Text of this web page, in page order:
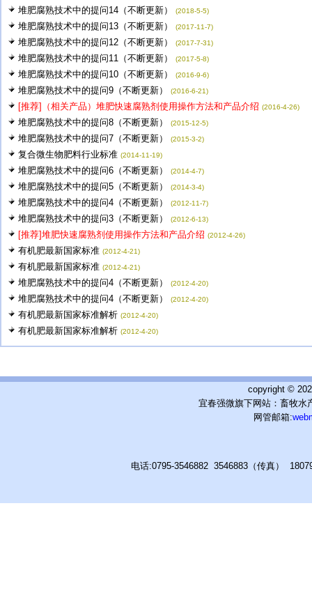
堆肥腐熟技术中的提问14（不断更新） (2018-5-5)
堆肥腐熟技术中的提问13（不断更新） (2017-11-7)
堆肥腐熟技术中的提问12（不断更新） (2017-7-31)
堆肥腐熟技术中的提问11（不断更新） (2017-5-8)
堆肥腐熟技术中的提问10（不断更新） (2016-9-6)
堆肥腐熟技术中的提问9（不断更新） (2016-6-21)
[推荐]（相关产品）堆肥快速腐熟剂使用操作方法和产品介绍 (2016-4-26)
堆肥腐熟技术中的提问8（不断更新） (2015-12-5)
堆肥腐熟技术中的提问7（不断更新） (2015-3-2)
复合微生物肥料行业标准 (2014-11-19)
堆肥腐熟技术中的提问6（不断更新） (2014-4-7)
堆肥腐熟技术中的提问5（不断更新） (2014-3-4)
堆肥腐熟技术中的提问4（不断更新） (2012-11-7)
堆肥腐熟技术中的提问3（不断更新） (2012-6-13)
[推荐]堆肥快速腐熟剂使用操作方法和产品介绍 (2012-4-26)
有机肥最新国家标准 (2012-4-21)
有机肥最新国家标准 (2012-4-21)
堆肥腐熟技术中的提问4（不断更新） (2012-4-20)
堆肥腐熟技术中的提问4（不断更新） (2012-4-20)
有机肥最新国家标准解析 (2012-4-20)
有机肥最新国家标准解析 (2012-4-20)
copyright ©
宜春强微旗下网站：畜牧水
网管邮箱:
电话:0795-3546882 3546883（传真）